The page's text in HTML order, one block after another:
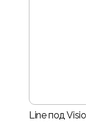
Line под